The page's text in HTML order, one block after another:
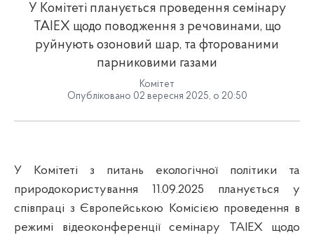
У Комітеті планується проведення семінару
TAIEX щодо поводження з речовинами, що
руйнують озоновий шар, та фторованими
парниковими газами
Комітет
Опубліковано 02 вересня 2025, о 20:50
У Комітеті з питань екологічної політики та
природокористування 11.09.2025 планується у
співпраці з Європейською Комісією проведення в
режимі відеоконференції семінару TAIEX щодо